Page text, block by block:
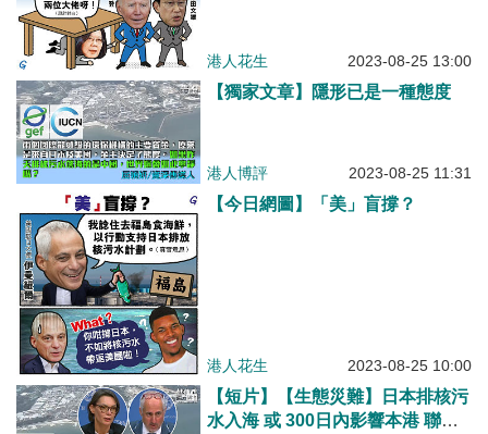
港人花生 2023-08-25 13:00
【獨家文章】隱形已是一種態度
港人博評 2023-08-25 11:31
【今日網圖】「美」盲撐？
港人花生 2023-08-25 10:00
【短片】【生態災難】日本排核污
水入海 或 300日內影響本港 聯合